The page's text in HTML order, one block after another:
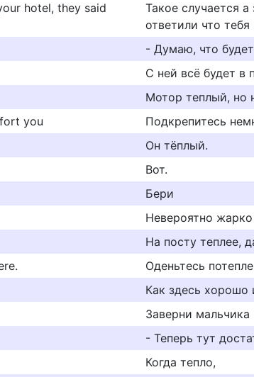
hotel, they said
Такое случается
ответили что тебя
- Думаю, что
С ней всё будет в
Мотор теплый, но
you
Подкрепитесь
Он тёплый.
Вот.
Бери
Невероятно жарко
На посту теплее,
Оденьтесь
Как здесь хорошо
Заверни мальчика
- Теперь тут
Когда тепло,